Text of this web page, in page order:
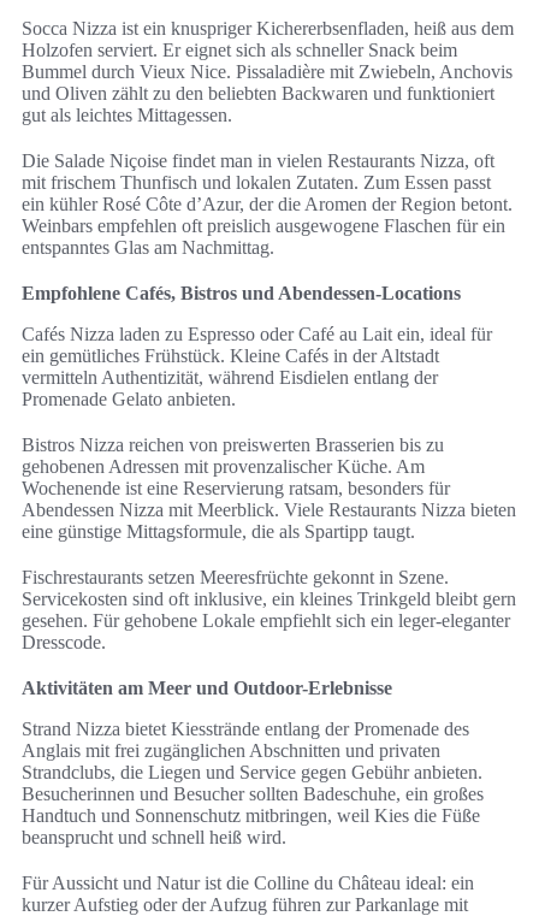
Socca Nizza ist ein knuspriger Kichererbsenfladen, heiß aus dem
Holzofen serviert. Er eignet sich als schneller Snack beim
Bummel durch Vieux Nice. Pissaladière mit Zwiebeln, Anchovis
und Oliven zählt zu den beliebten Backwaren und funktioniert
gut als leichtes Mittagessen.
Die Salade Niçoise findet man in vielen Restaurants Nizza, oft
mit frischem Thunfisch und lokalen Zutaten. Zum Essen passt
ein kühler Rosé Côte d’Azur, der die Aromen der Region betont.
Weinbars empfehlen oft preislich ausgewogene Flaschen für ein
entspanntes Glas am Nachmittag.
Empfohlene Cafés, Bistros und Abendessen-Locations
Cafés Nizza laden zu Espresso oder Café au Lait ein, ideal für
ein gemütliches Frühstück. Kleine Cafés in der Altstadt
vermitteln Authentizität, während Eisdielen entlang der
Promenade Gelato anbieten.
Bistros Nizza reichen von preiswerten Brasserien bis zu
gehobenen Adressen mit provenzalischer Küche. Am
Wochenende ist eine Reservierung ratsam, besonders für
Abendessen Nizza mit Meerblick. Viele Restaurants Nizza bieten
eine günstige Mittagsformule, die als Spartipp taugt.
Fischrestaurants setzen Meeresfrüchte gekonnt in Szene.
Servicekosten sind oft inklusive, ein kleines Trinkgeld bleibt gern
gesehen. Für gehobene Lokale empfiehlt sich ein leger-eleganter
Dresscode.
Aktivitäten am Meer und Outdoor-Erlebnisse
Strand Nizza bietet Kiesstrände entlang der Promenade des
Anglais mit frei zugänglichen Abschnitten und privaten
Strandclubs, die Liegen und Service gegen Gebühr anbieten.
Besucherinnen und Besucher sollten Badeschuhe, ein großes
Handtuch und Sonnenschutz mitbringen, weil Kies die Füße
beansprucht und schnell heiß wird.
Für Aussicht und Natur ist die Colline du Château ideal: ein
kurzer Aufstieg oder der Aufzug führen zur Parkanlage mit